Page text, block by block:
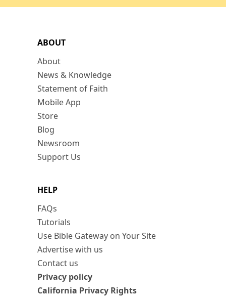
ABOUT
About
News & Knowledge
Statement of Faith
Mobile App
Store
Blog
Newsroom
Support Us
HELP
FAQs
Tutorials
Use Bible Gateway on Your Site
Advertise with us
Contact us
Privacy policy
California Privacy Rights